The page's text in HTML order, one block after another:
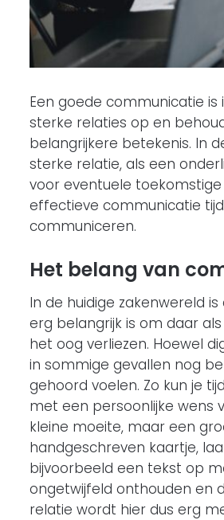
Een goede communicatie
sterke relaties op en
belangrijkere betekenis. In
sterke relatie, als een
voor eventuele
effectieve communicatie
communiceren.
Het belang van
In de huidige zakenwereld
erg belangrijk is om daar
het oog verliezen. Hoewel
in sommige gevallen nog
gehoord voelen. Zo kun je
met een persoonlijke wens
kleine moeite, maar een
handgeschreven kaartje,
bijvoorbeeld een tekst op
ongetwijfeld onthouden en
relatie wordt hier dus erg